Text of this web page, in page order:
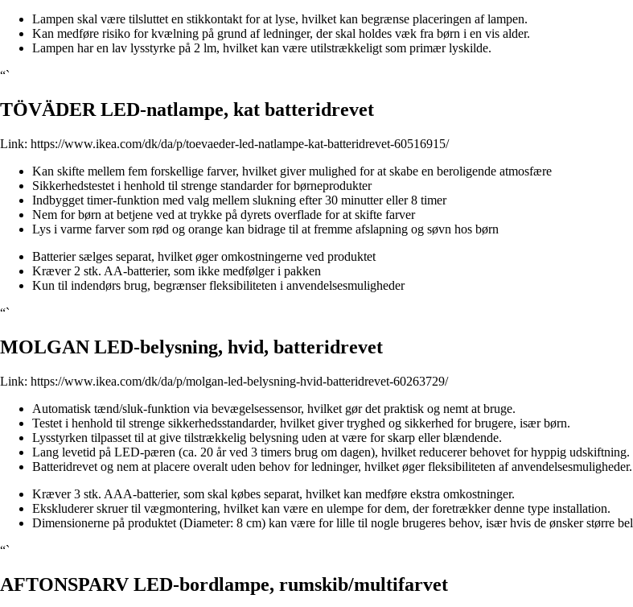
Lampen skal være tilsluttet en stikkontakt for at lyse, hvilket kan begrænse placeringen af lampen.
Kan medføre risiko for kvælning på grund af ledninger, der skal holdes væk fra børn i en vis alder.
Lampen har en lav lysstyrke på 2 lm, hvilket kan være utilstrækkeligt som primær lyskilde.
“`
TÖVÄDER LED-natlampe, kat batteridrevet
Link: https://www.ikea.com/dk/da/p/toevaeder-led-natlampe-kat-batteridrevet-60516915/
Kan skifte mellem fem forskellige farver, hvilket giver mulighed for at skabe en beroligende atmosfære
Sikkerhedstestet i henhold til strenge standarder for børneprodukter
Indbygget timer-funktion med valg mellem slukning efter 30 minutter eller 8 timer
Nem for børn at betjene ved at trykke på dyrets overflade for at skifte farver
Lys i varme farver som rød og orange kan bidrage til at fremme afslapning og søvn hos børn
Batterier sælges separat, hvilket øger omkostningerne ved produktet
Kræver 2 stk. AA-batterier, som ikke medfølger i pakken
Kun til indendørs brug, begrænser fleksibiliteten i anvendelsesmuligheder
“`
MOLGAN LED-belysning, hvid, batteridrevet
Link: https://www.ikea.com/dk/da/p/molgan-led-belysning-hvid-batteridrevet-60263729/
Automatisk tænd/sluk-funktion via bevægelsessensor, hvilket gør det praktisk og nemt at bruge.
Testet i henhold til strenge sikkerhedsstandarder, hvilket giver tryghed og sikkerhed for brugere, især børn.
Lysstyrken tilpasset til at give tilstrækkelig belysning uden at være for skarp eller blændende.
Lang levetid på LED-pæren (ca. 20 år ved 3 timers brug om dagen), hvilket reducerer behovet for hyppig udskiftning.
Batteridrevet og nem at placere overalt uden behov for ledninger, hvilket øger fleksibiliteten af anvendelsesmuligheder.
Kræver 3 stk. AAA-batterier, som skal købes separat, hvilket kan medføre ekstra omkostninger.
Ekskluderer skruer til vægmontering, hvilket kan være en ulempe for dem, der foretrækker denne type installation.
Dimensionerne på produktet (Diameter: 8 cm) kan være for lille til nogle brugeres behov, især hvis de ønsker større
“`
AFTONSPARV LED-bordlampe, rumskib/multifarvet